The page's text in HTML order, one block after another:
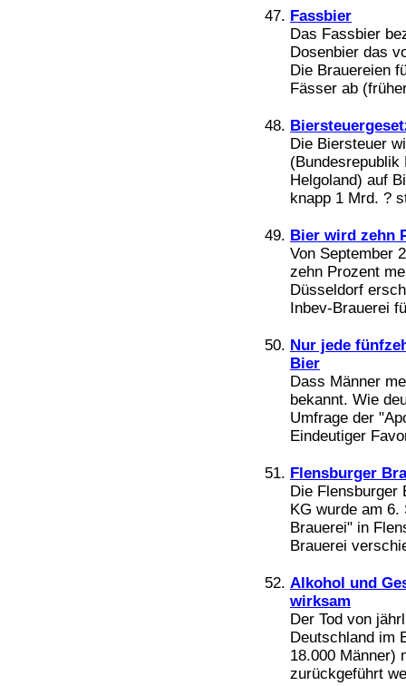
Fassbier
Das Fassbier
Dosenbier das
Die Brauereien
Fässer ab
Die Biersteuer
(Bundesrepublik
Helgoland) auf
knapp 1 Mrd. ?
Bier wird zehn
Von September
zehn Prozent
Düsseldorf
Inbev-Brauerei
Nur jede
Bier
Dass Männer
bekannt. Wie
Umfrage der
Eindeutiger
Flensburger
Die Flensburger
KG wurde am 6.
Brauerei" in
Brauerei
Alkohol und
wirksam
Der Tod von
Deutschland im
18.000 Männer)
zurückgeführt